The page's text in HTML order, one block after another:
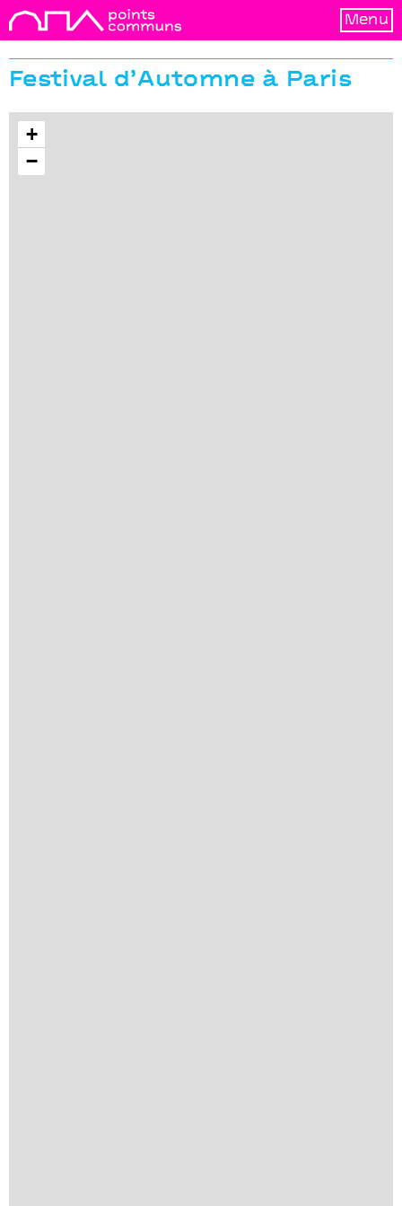
Menu
Festival d’Automne à Paris
+
−